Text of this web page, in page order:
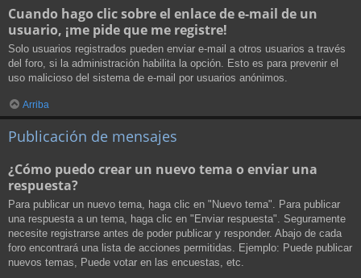
Cuando hago clic sobre el enlace de e-mail de un
usuario, ¡me pide que me registre!
Solo usuarios registrados pueden enviar e-mail a otros usuarios a través
del foro, si la administración habilita la opción. Esto es para prevenir el
uso malicioso del sistema de e-mail por usuarios anónimos.
Arriba
Publicación de mensajes
¿Cómo puedo crear un nuevo tema o enviar una
respuesta?
Para publicar un nuevo tema, haga clic en "Nuevo tema". Para publicar
una respuesta a un tema, haga clic en "Enviar respuesta". Seguramente
necesite registrarse antes de poder publicar y responder. Abajo de cada
foro encontrará una lista de acciones permitidas. Ejemplo: Puede publicar
nuevos temas, Puede votar en las encuestas, etc.